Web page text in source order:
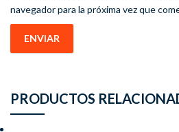
navegador para la próxima vez que
PRODUCTOS